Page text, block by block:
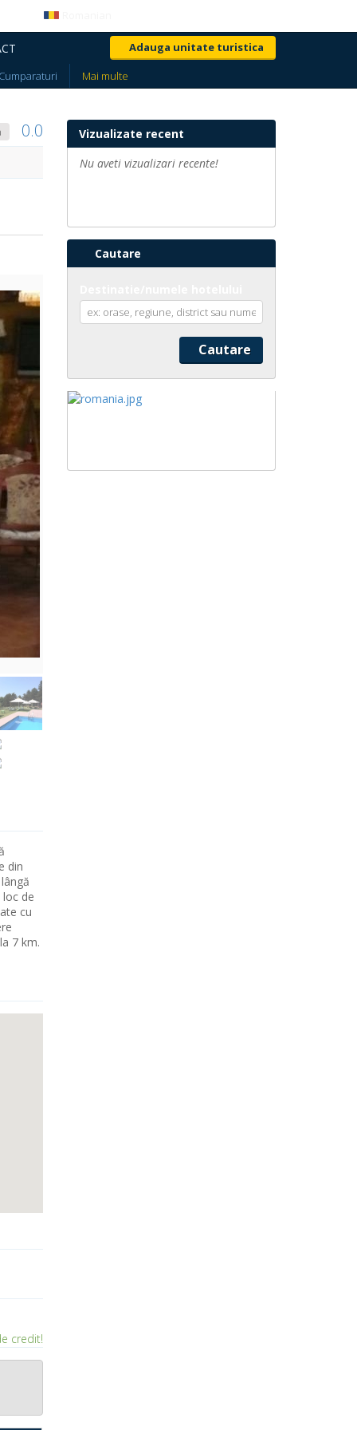
Adauga unitate turistica
Mai multe
0.0
din
de
cu
7 km.
credit!
Vizualizate recent
Nu aveti vizualizari recente!
Cautare